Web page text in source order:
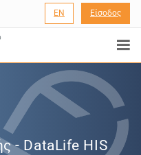
EN Είσοδος
- DataLife HIS